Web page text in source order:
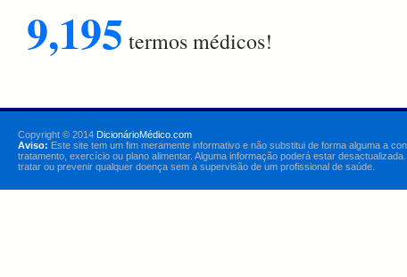
9,195 termos médicos!
Copyright © 2014 DicionárioMédico.com
Aviso: Este site tem um fim meramente informativo e não substitui de forma alguma a
tratamento, exercício ou plano alimentar. Alguma informação poderá estar
tratar ou prevenir qualquer doença sem a supervisão de um profissional de saúde.